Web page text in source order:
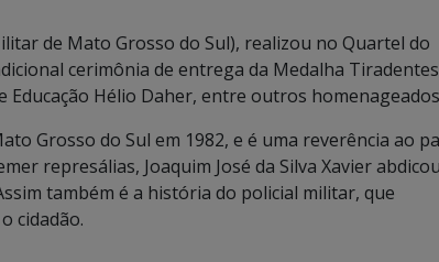
de Mato Grosso do Sul), realizou no Quartel do
cerimônia de entrega da Medalha
Hélio Daher, entre outros
Grosso do Sul em 1982, e é uma reverência ao
represálias, Joaquim José da Silva Xavier
também é a história do policial militar, que
cidadão.